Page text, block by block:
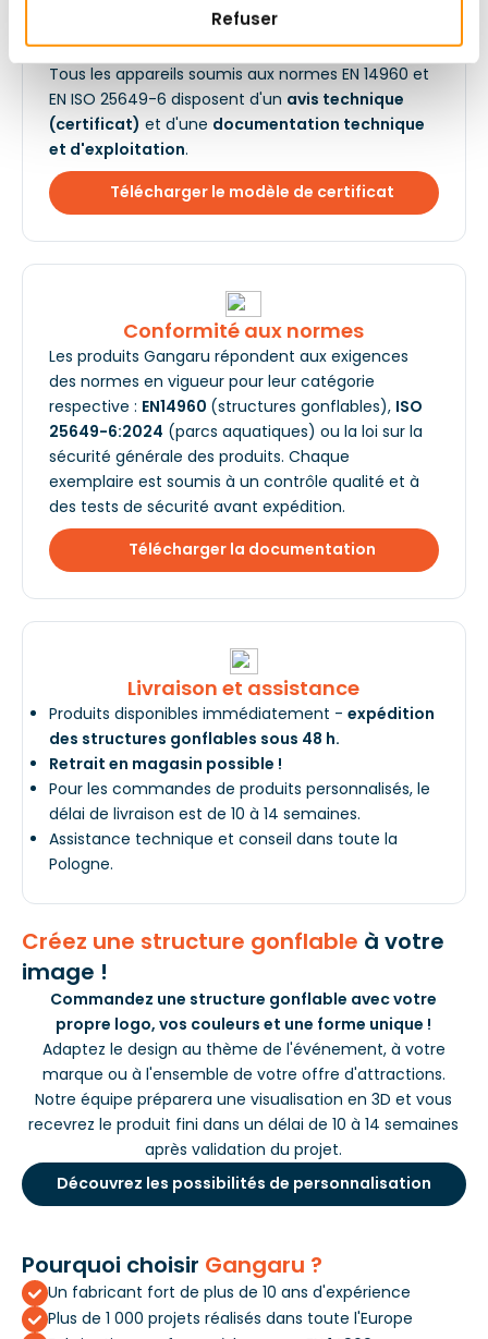
Refuser
Sécurité
Tous les appareils soumis aux normes EN 14960 et
EN ISO 25649-6 disposent d'un avis technique
(certificat) et d'une documentation technique
et d'exploitation.
Télécharger le modèle de certificat
Conformité aux normes
Les produits Gangaru répondent aux exigences
des normes en vigueur pour leur catégorie
respective : EN14960 (structures gonflables), ISO
25649-6:2024 (parcs aquatiques) ou la loi sur la
sécurité générale des produits. Chaque
exemplaire est soumis à un contrôle qualité et à
des tests de sécurité avant expédition.
Télécharger la documentation
Livraison et assistance
Produits disponibles immédiatement - expédition
des structures gonflables sous 48 h.
Retrait en magasin possible !
Pour les commandes de produits personnalisés, le
délai de livraison est de 10 à 14 semaines.
Assistance technique et conseil dans toute la
Pologne.
Créez une structure gonflable à votre
image !
Commandez une structure gonflable avec votre
propre logo, vos couleurs et une forme unique !
Adaptez le design au thème de l'événement, à votre
marque ou à l'ensemble de votre offre d'attractions.
Notre équipe préparera une visualisation en 3D et vous
recevrez le produit fini dans un délai de 10 à 14 semaines
après validation du projet.
Découvrez les possibilités de personnalisation
Pourquoi choisir Gangaru ?
Un fabricant fort de plus de 10 ans d'expérience
Plus de 1 000 projets réalisés dans toute l'Europe